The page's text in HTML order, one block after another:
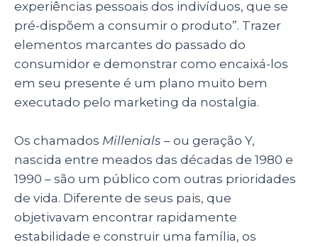
experiências pessoais dos indivíduos, que se
pré-dispõem a consumir o produto”. Trazer
elementos marcantes do passado do
consumidor e demonstrar como encaixá-los
em seu presente é um plano muito bem
executado pelo marketing da nostalgia.
Os chamados Millenials – ou geração Y,
nascida entre meados das décadas de 1980 e
1990 – são um público com outras prioridades
de vida. Diferente de seus pais, que
objetivavam encontrar rapidamente
estabilidade e construir uma família, os